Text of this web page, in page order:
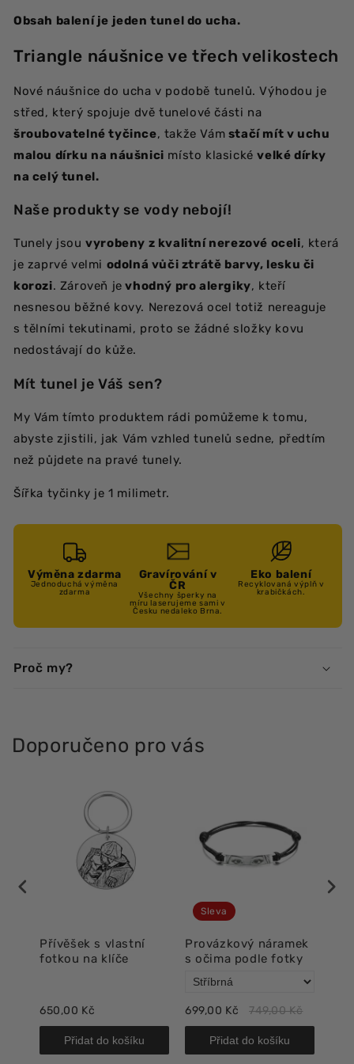
kus
kus
Obsah balení je jeden tunel do ucha.
Triangle náušnice ve třech velikostech
Nové náušnice do ucha v podobě tunelů. Výhodou je
střed, který spojuje dvě tunelové části na
šroubovatelné tyčince, takže Vám stačí mít v uchu
malou dírku na náušnici místo klasickévelké dírky
na celý tunel.
Naše produkty se vody nebojí!
Tunely jsouvyrobeny z kvalitní nerezové oceli, která
je zaprvé velmi odolná vůči ztrátě barvy, lesku či
korozi. Zároveň je vhodný pro alergiky, kteří
nesnesou běžné kovy. Nerezová ocel totiž nereaguje
s tělními tekutinami, proto se žádné složky kovu
nedostávají do kůže.
Mít tunel je Váš sen?
My Vám tímto produktem rádi pomůžeme k tomu,
abyste zjistili, jak Vám vzhled tunelů sedne, předtím
než půjdete na pravé tunely.
Šířka tyčinky je 1 milimetr.
Výměna zdarma
Jednoduchá výměna
zdarma
Gravírování v
ČR
Všechny šperky na
míru laserujeme sami v
Česku nedaleko Brna.
Eko balení
Recyklovaná výplň v
krabičkách.
Proč my?
Doporučeno pro vás
Přívěšek s vlastní
fotkou na klíče
650,00 Kč
Přidat do košíku
Sleva
Provázkový náramek
s očima podle fotky
699,00 Kč 749,00 Kč
Přidat do košíku